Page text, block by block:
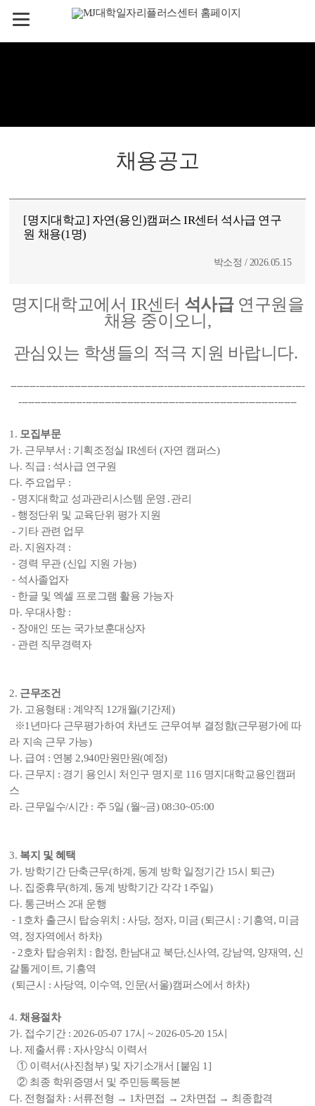
채용공고
[명지대학교] 자연(용인)캠퍼스 IR센터 석사급 연구
원 채용(1명)
박소정 / 2026.05.15
명지대학교에서 IR센터 석사급연구원을
채용 중이오니,
관심있는 학생들의 적극 지원 바랍니다.
--------------------------------------------------------------------------------------------
---------------------------------------------------------------------------------------
1. 모집부문
가. 근무부서 : 기획조정실 IR센터 (자연 캠퍼스)
나. 직급 : 석사급 연구원
다. 주요업무 :
- 명지대학교 성과관리시스템 운영․관리
- 행정단위 및 교육단위 평가 지원
- 기타 관련 업무
라. 지원자격 :
⁃ 경력 무관 (신입 지원 가능)
⁃ 석사졸업자
⁃ 한글 및 엑셀 프로그램 활용 가능자
마. 우대사항 :
⁃ 장애인 또는 국가보훈대상자
⁃ 관련 직무경력자
2. 근무조건
가. 고용형태 : 계약직 12개월(기간제)
※1년마다 근무평가하여 차년도 근무여부 결정함(근무평가에 따
라 지속 근무 가능)
나. 급여 : 연봉 2,940만원만원(예정)
다. 근무지 : 경기 용인시 처인구 명지로 116 명지대학교용인캠퍼
스
라. 근무일수/시간 : 주 5일 (월~금) 08:30~05:00
3. 복지 및 혜택
가. 방학기간 단축근무(하계, 동계 방학 일정기간 15시 퇴근)
나. 집중휴무(하계, 동계 방학기간 각각 1주일)
다. 통근버스 2대 운행
⁃ 1호차 출근시 탑승위치 : 사당, 정자, 미금 (퇴근시 : 기흥역, 미금
역, 정자역에서 하차)
⁃ 2호차 탑승위치 : 합정, 한남대교 북단,신사역, 강남역, 양재역, 신
갈톨게이트, 기흥역
(퇴근시 : 사당역, 이수역, 인문(서울)캠퍼스에서 하차)
4.채용절차
가. 접수기간 : 2026-05-07 17시 ~ 2026-05-20 15시
나. 제출서류 : 자사양식 이력서
① 이력서(사진첨부) 및 자기소개서 [붙임 1]
② 최종 학위증명서 및 주민등록등본
다. 전형절차 : 서류전형 → 1차면접 → 2차면접 → 최종합격